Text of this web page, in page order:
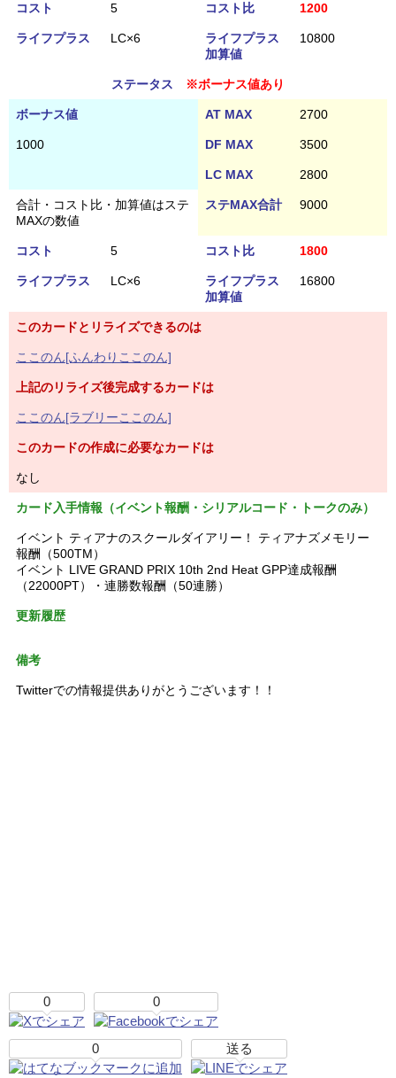
コスト 5 コスト比 1200
ライフプラス LC×6
ライフプラス
加算値
10800
ステータス ※ボーナス値あり
ボーナス値 AT MAX 2700
1000 DF MAX 3500
LC MAX 2800
合計・コスト比・加算値はステ
MAXの数値
ステMAX合計 9000
コスト 5 コスト比 1800
ライフプラス LC×6
ライフプラス
加算値
16800
このカードとリライズできるのは
ここのん[ふんわりここのん]
上記のリライズ後完成するカードは
ここのん[ラブリーここのん]
このカードの作成に必要なカードは
なし
カード入手情報（イベント報酬・シリアルコード・トークのみ）
イベント ティアナのスクールダイアリー！ ティアナズメモリー
報酬（500TM）
イベント LIVE GRAND PRIX 10th 2nd Heat GPP達成報酬
（22000PT）・連勝数報酬（50連勝）
更新履歴
備考
Twitterでの情報提供ありがとうございます！！
0 0
0 送る